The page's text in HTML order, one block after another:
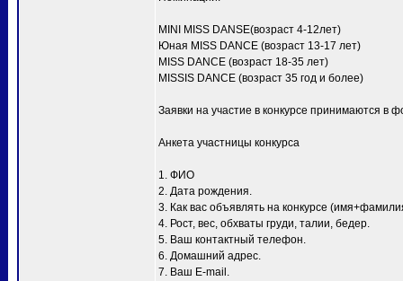
MINI MISS DANSE(возраст 4-12лет)
Юная MISS DANCE (возраст 13-17 лет)
MISS DANCE (возраст 18-35 лет)
MISSIS DANCE (возраст 35 год и более)
Заявки на участие в конкурсе принимаются в
Анкета участницы конкурса
1. ФИО
2. Дата рождения.
3. Как вас объявлять на конкурсе
4. Рост, вес, обхваты груди, талии, бедер.
5. Ваш контактный телефон.
6. Домашний адрес.
7. Ваш E-mail.